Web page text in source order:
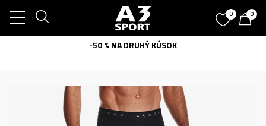
0 0
-50 % NA DRUHÝ KÚSOK